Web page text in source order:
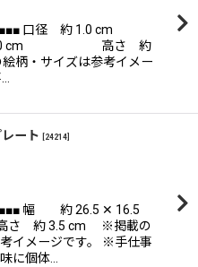
口径 約 1.0 cm
4.0 cm 高さ 約
柄・サイズは参考イメー
ート 24214
幅 約 26.5 ✕ 16.5
3.5 cm ※掲載の
イメージです。 ※手仕事
に個体…